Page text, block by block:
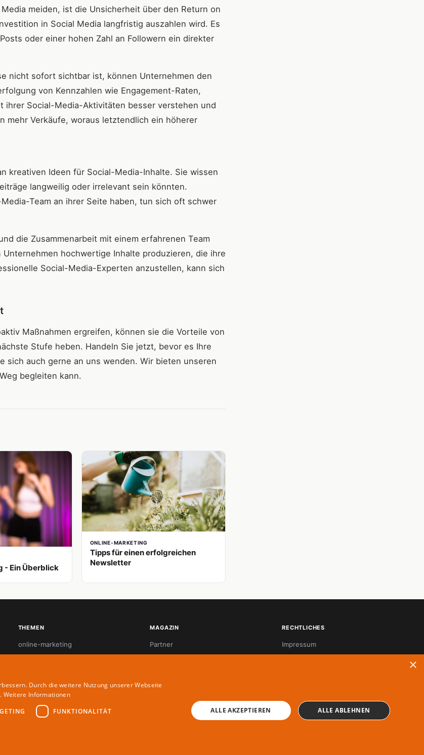
meiden, ist die Unsicherheit über den Return on
in Social Media langfristig auszahlen wird. Es
oder einer hohen Zahl an Followern ein direkter
nicht sofort sichtbar ist, können Unternehmen den
von Kennzahlen wie Engagement-Raten,
ihrer Social-Media-Aktivitäten besser verstehen und
mehr Verkäufe, woraus letztendlich ein höherer
kreativen Ideen für Social-Media-Inhalte. Sie wissen
langweilig oder irrelevant sein könnten.
Team an ihrer Seite haben, tun sich oft schwer
die Zusammenarbeit mit einem erfahrenen Team
hochwertige Inhalte produzieren, die ihre
Social-Media-Experten anzustellen, kann sich
Maßnahmen ergreifen, können sie die Vorteile von
Stufe heben. Handeln Sie jetzt, bevor es Ihre
sich auch gerne an uns wenden. Wir bieten unseren
begleiten kann.
- Ein Überblick
ONLINE-MARKETING
Tipps für einen erfolgreichen
Newsletter
THEMEN
online-marketing
startup-innovation
webdesign
MAGAZIN
Partner
RECHTLICHES
Impressum
×
Durch die weitere Nutzung unserer Webseite
Weitere Informationen
FUNKTIONALITÄT ALLE AKZEPTIEREN ALLE ABLEHNEN